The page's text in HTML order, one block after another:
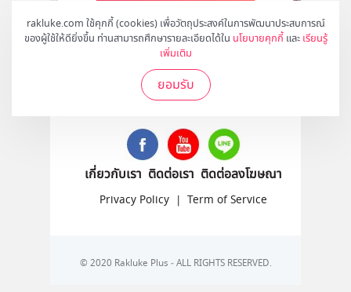
rakluke.com ใช้คุกกี้ (cookies) เพื่อวัตถุประสงค์ในการพัฒนาประสบการณ์
ของผู้ใช้ให้ดียิ่งขึ้น ท่านสามารถศึกษารายละเอียดได้ใน นโยบายคุกกี้ และ เรียนรู้
เพิ่มเติม
ยอมรับ
สมัคร
ติดตามเราได้ที่
เกี่ยวกับเรา ติดต่อเรา ติดต่อลงโฆษณา
Privacy Policy | Term of Service
© 2020 Rakluke Plus - ALL RIGHTS RESERVED.